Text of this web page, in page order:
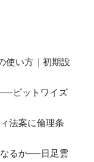
使い方｜初期設
ビットワイズ
法案に倫理条
るか──日足雲